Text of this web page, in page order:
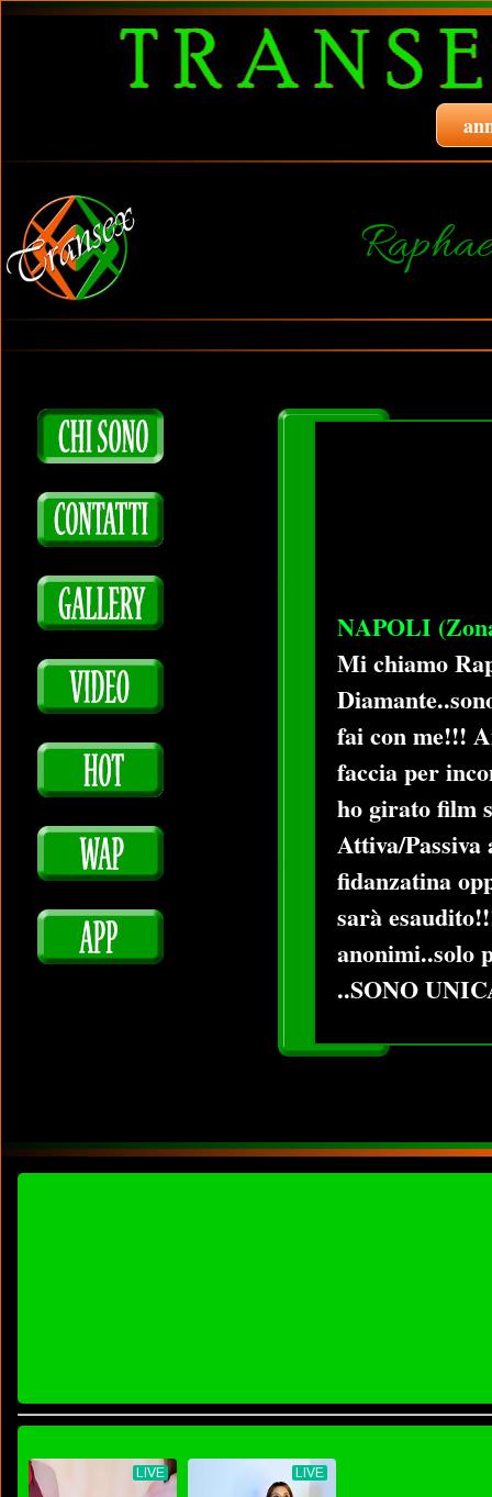
NAPOLI
Mi chiamo
fai con me!!!
faccia per
ho girato film
Attiva/Passiva
fidanzatina
sarà
anonimi..solo
..SONO